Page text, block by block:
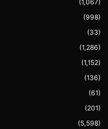
(1,067)
(998)
(33)
(1,286)
(1,152)
(136)
(61)
(201)
(5,598)